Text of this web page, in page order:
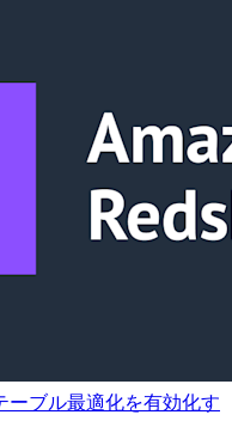
ブル最適化を有効化す